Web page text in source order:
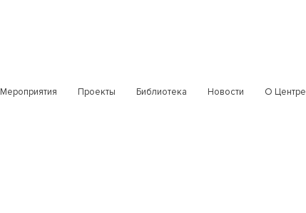
Мероприятия Проекты Библиотека Новости О Центре